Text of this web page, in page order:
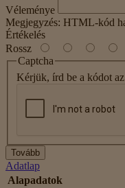
Véleménye
Megjegyzés: HTML-kód
Értékelés
Rossz
Captcha
Kérjük, írd be a kódot
Tovább
Adatlap
Alapadatok